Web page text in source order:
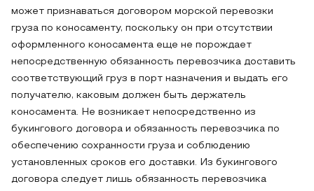
может признаваться договором морской перевозки
груза по коносаменту, поскольку он при отсутствии
оформленного коносамента еще не порождает
непосредственную обязанность перевозчика доставить
соответствующий груз в порт назначения и выдать его
получателю, каковым должен быть держатель
коносамента. Не возникает непосредственно из
букингового договора и обязанность перевозчика по
обеспечению сохранности груза и соблюдению
установленных сроков его доставки. Из букингового
договора следует лишь обязанность перевозчика